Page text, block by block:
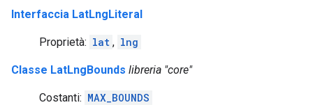
Interfaccia LatLngLiteral
Proprietà: lat , lng
Classe LatLngBounds libreria "core"
Costanti: MAX_BOUNDS